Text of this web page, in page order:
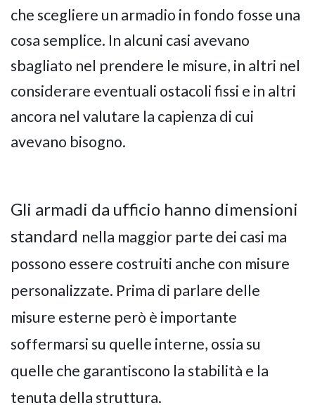
che scegliere un armadio in fondo fosse una
cosa semplice. In alcuni casi avevano
sbagliato nel prendere le misure, in altri nel
considerare eventuali ostacoli fissi e in altri
ancora nel valutare la capienza di cui
avevano bisogno.
Gli armadi da ufficio hanno dimensioni
standard nella maggior parte dei casi ma
possono essere costruiti anche con misure
personalizzate. Prima di parlare delle
misure esterne però è importante
soffermarsi su quelle interne, ossia su
quelle che garantiscono la stabilità e la
tenuta della struttura.